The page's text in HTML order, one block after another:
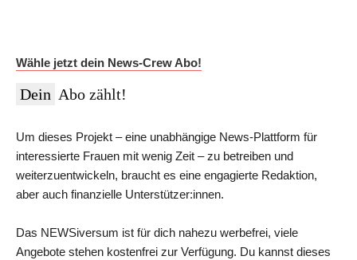
Wähle jetzt dein News-Crew Abo!
Dein Abo zählt!
Um dieses Projekt – eine unabhängige News-Plattform für
interessierte Frauen mit wenig Zeit – zu betreiben und
weiterzuentwickeln, braucht es eine engagierte Redaktion,
aber auch finanzielle Unterstützer:innen.
Das NEWSiversum ist für dich nahezu werbefrei, viele
Angebote stehen kostenfrei zur Verfügung. Du kannst dieses